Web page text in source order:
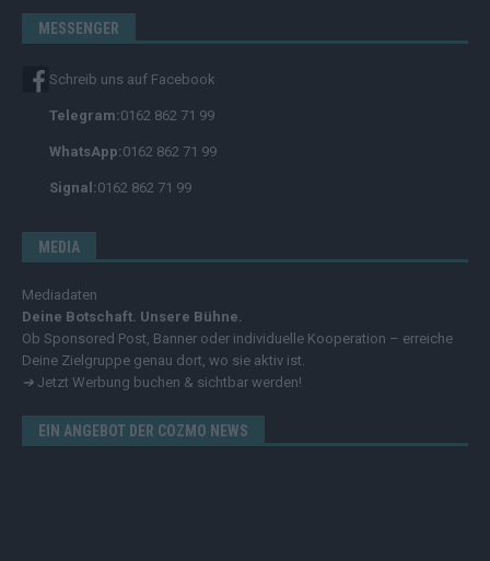
MESSENGER
Schreib uns auf Facebook
Telegram:0162 862 71 99
WhatsApp:0162 862 71 99
Signal:0162 862 71 99
MEDIA
Mediadaten
Deine Botschaft. Unsere Bühne.
Ob Sponsored Post, Banner oder individuelle Kooperation – erreiche
Deine Zielgruppe genau dort, wo sie aktiv ist.
➔ Jetzt Werbung buchen & sichtbar werden!
EIN ANGEBOT DER COZMO NEWS